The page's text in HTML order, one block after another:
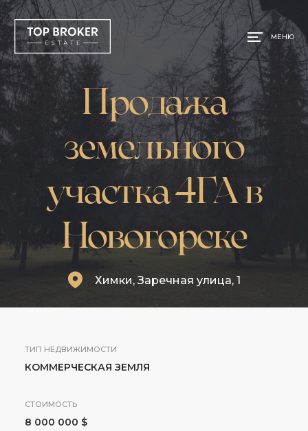
МЕНЮ
Продажа
земельного
участка 4ГА в
Новогорске
Химки, Заречная улица, 1
ТИП НЕДВИЖИМОСТИ
КОММЕРЧЕСКАЯ ЗЕМЛЯ
СТОИМОСТЬ
8 000 000 $